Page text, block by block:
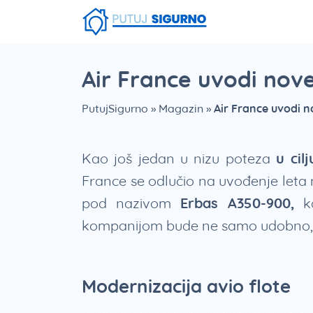
Air France uvodi
PutujSigurno » Magazin » Air France uvodi
Kao još jedan u nizu poteza u
France se odlučio na uvođenje
pod nazivom Erbas A350-900,
kompanijom bude ne samo
Modernizacija avio flote